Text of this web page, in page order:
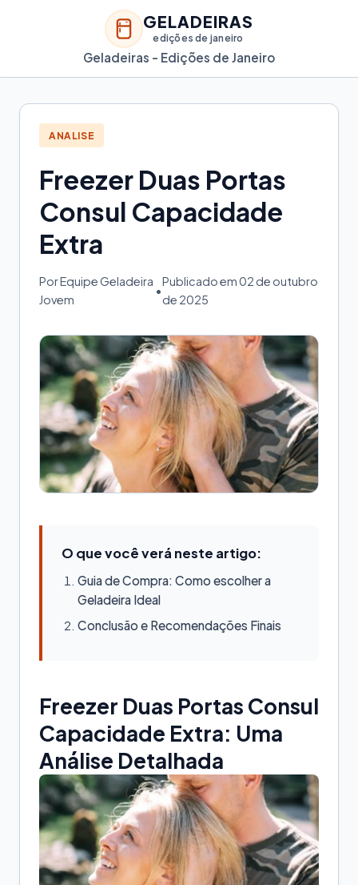
GELADEIRAS
edições de janeiro
Geladeiras - Edições de Janeiro
ANALISE
Freezer Duas Portas
Consul Capacidade
Extra
Por Equipe Geladeira
Jovem
•
Publicado em 02 de outubro
de 2025
O que você verá neste artigo:
Guia de Compra: Como escolher a
Geladeira Ideal
Conclusão e Recomendações Finais
Freezer Duas Portas Consul
Capacidade Extra: Uma
Análise Detalhada